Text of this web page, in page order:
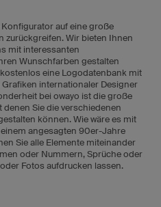
auf eine große
zurückgreifen. Wir bieten Ihnen
mit interessanten
Wunschfarben gestalten
eine Logodatenbank mit
internationaler Designer
bei owayo ist die große
Sie die verschiedenen
können. Wie wäre es mit
angesagten 90er-Jahre
Sie alle Elemente miteinander
oder Nummern, Sprüche oder
Fotos aufdrucken lassen.